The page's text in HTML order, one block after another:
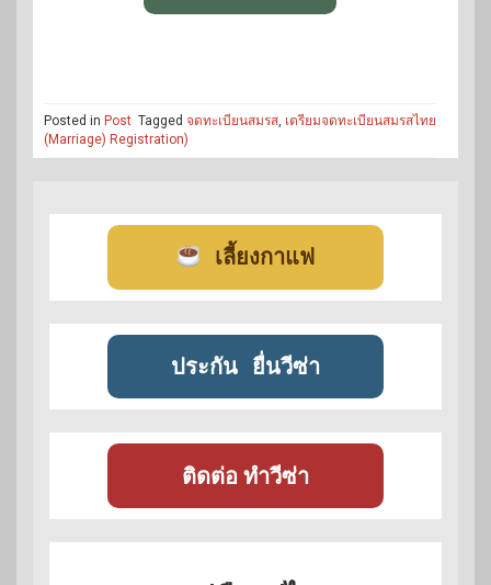
Posted in Post Tagged จดทะเบียนสมรส, เตรียมจดทะเบียนสมรสไทย
(Marriage) Registration)
เลี้ยงกาแฟ
ประกัน ยื่นวีซ่า
ติดต่อ ทำวีซ่า